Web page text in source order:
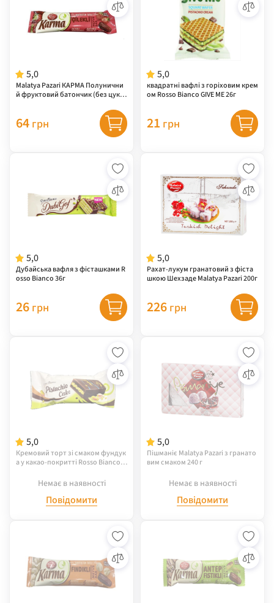
5,0
Malatya Pazari КАРМА Полунични
й фруктовий батончик (без цукр
64 грн
5,0
квадратні вафлі з горіховим крем
ом Rosso Bianco GIVE ME 26г
21 грн
5,0
Дубайська вафля з фісташками R
osso Bianco 36г
26 грн
5,0
Рахат-лукум гранатовий з фіста
шкою Шехзаде Malatya Pazari 200г
226 грн
5,0
Кремовий торт зі смаком фундук
а у какао-покритті Rossо Bianco D
Немає в наявності
Повідомити
5,0
Пішманіє Malatya Pazari з гранато
вим смаком 240 г
Немає в наявності
Повідомити